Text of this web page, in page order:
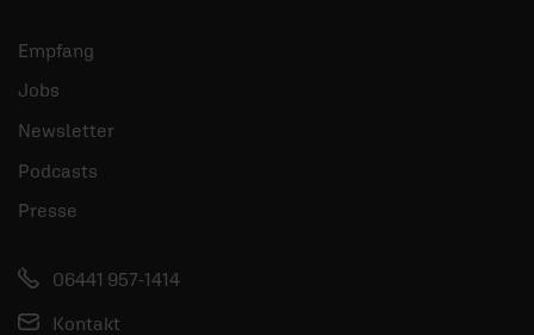
Empfang
Jobs
Newsletter
Podcasts
Presse
06441 957-1414
Kontakt